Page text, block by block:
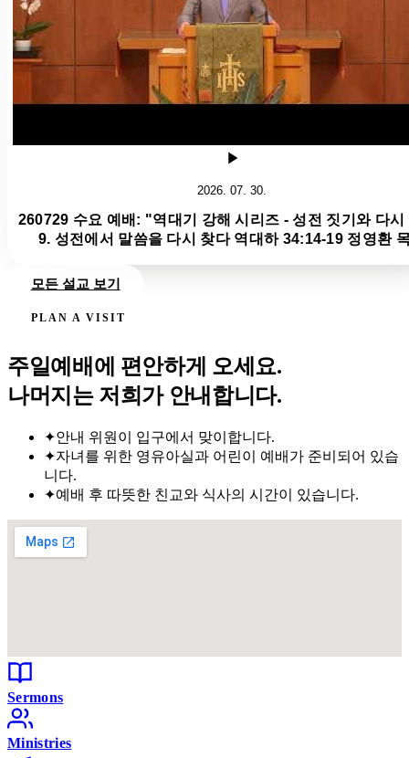
2026. 07. 30.
260729 수요 예배: "역대기 강해 시리즈 - 성전 짓기와 다
9. 성전에서 말씀을 다시 찾다 역대하 34:14-19 정영환
모든 설교 보기
PLAN A VISIT
주일예배에 편안하게 오세요.
나머지는 저희가 안내합니다.
✦안내 위원이 입구에서 맞이합니다.
✦자녀를 위한 영유아실과 어린이 예배가 준비되어 있습
니다.
✦예배 후 따뜻한 친교와 식사의 시간이 있습니다.
Sermons
Ministries